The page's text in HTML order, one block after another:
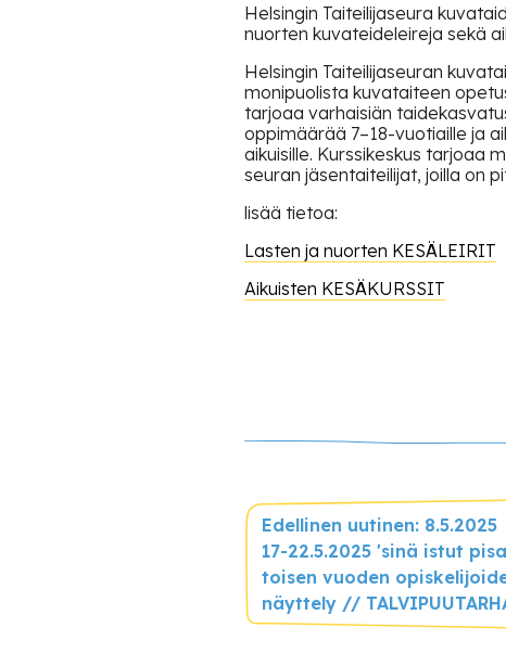
Helsingin Taiteilijaseura
nuorten kuvateideleireja sekä
Helsingin Taiteilijaseuran
monipuolista kuvataiteen
tarjoaa varhaisiän
oppimäärää 7–18-vuotiaille ja
aikuisille. Kurssikeskus tarjoaa
seuran jäsentaiteilijat, joilla on
lisää tietoa:
Lasten ja nuorten KESÄLEIRIT
Aikuisten KESÄKURSSIT
Edellinen uutinen: 8.5.2025
17-22.5.2025 'sinä istut
toisen vuoden
näyttely //